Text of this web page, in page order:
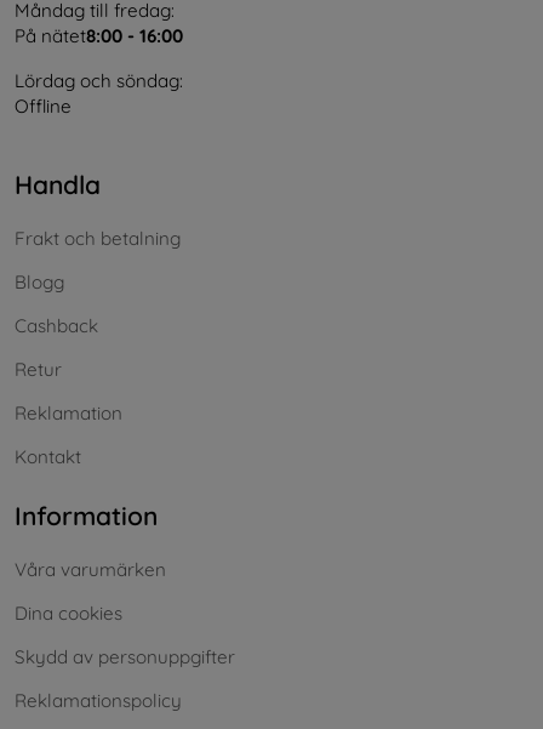
Måndag till fredag:
På nätet8:00 - 16:00
Lördag och söndag:
Offline
Handla
Frakt och betalning
Blogg
Cashback
Retur
Reklamation
Kontakt
Information
Våra varumärken
Dina cookies
Skydd av personuppgifter
Reklamationspolicy